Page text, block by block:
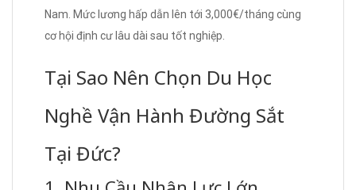
Nam. Mức lương hấp dẫn lên tới 3,000€/tháng cùng
cơ hội định cư lâu dài sau tốt nghiệp.
Tại Sao Nên Chọn Du Học
Nghề Vận Hành Đường Sắt
Tại Đức?